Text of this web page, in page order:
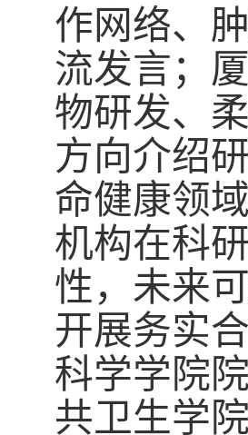
作网络、
流发言；
物研发、
方向介绍
命健康领
机构在科
性，未来
开展务实
科学学院
共卫生学